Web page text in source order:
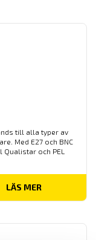
till alla typer av
Med E27 och BNC
och PEL
LÄS MER